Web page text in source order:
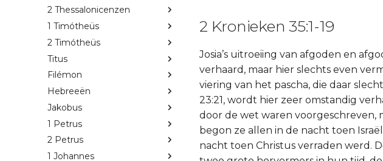
2 Thessalonicenzen
1 Timótheüs
2 Timótheüs
Titus
Filémon
Hebreeën
Jakobus
1 Petrus
2 Petrus
1 Johannes
2 Kronieken 35:1-19
Josia’s uitroeiing van afgoden en
verhaard, maar hier slechts even
viering van het pascha, die daar
23:21, wordt hier zeer omstandig
door de wet waren voorgeschreven,
begon ze allen in de nacht toen
nacht toen Christus verraden werd.